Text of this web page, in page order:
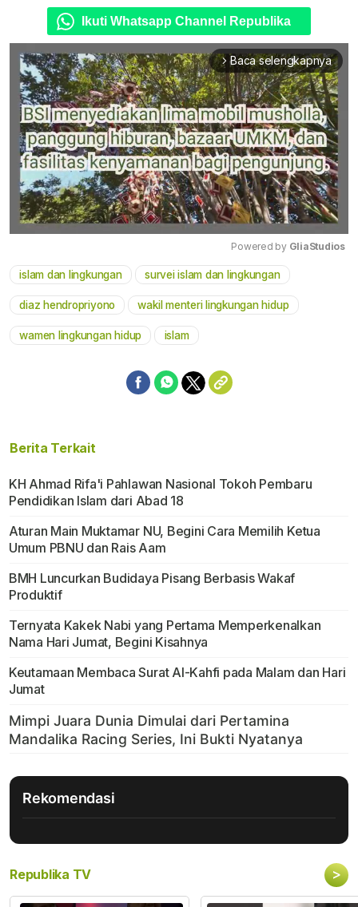
Ikuti Whatsapp Channel Republika
arrow_forward_ios Baca selengkapnya
Powered by GliaStudios
islam dan lingkungan survei islam dan lingkungan
diaz hendropriyono wakil menteri lingkungan hidup
wamen lingkungan hidup islam
Berita Terkait
KH Ahmad Rifa'i Pahlawan Nasional Tokoh Pembaru
Pendidikan Islam dari Abad 18
Aturan Main Muktamar NU, Begini Cara Memilih Ketua
Umum PBNU dan Rais Aam
BMH Luncurkan Budidaya Pisang Berbasis Wakaf
Produktif
Ternyata Kakek Nabi yang Pertama Memperkenalkan
Nama Hari Jumat, Begini Kisahnya
Keutamaan Membaca Surat Al-Kahfi pada Malam dan Hari
Jumat
Rekomendasi
Republika TV >